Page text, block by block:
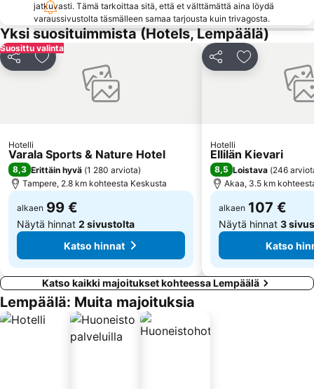
Tampereen tuomiokirkko
GEM AND JEWEL (KIVI & KORU MESSUT)
Tullikamari
Asta Rakentaja
Nordic Welding Expo
Vakoilumuseo
COMMUNICATION NETWORKS FINLAND
Tampereen ortodoksinen kirkko
jatkuvasti. Tämä tarkoittaa sitä, että et välttämättä aina löydä
varaussivustolta täsmälleen samaa tarjousta kuin trivagosta.
Yksi suosituimmista (Hotels, Lempäälä)
Suosittu valinta
Jaa Lisää suosikkeihin
Hotelli
Varala Sports & Nature Hotel
8,3 Erittäin hyvä (1 280 arviota)
Tampere, 2.8 km kohteesta Keskusta
alkaen 99 €
Näytä hinnat 2 sivustolta
Katso hinnat
Jaa Lisää
Hotelli
Ellilän Kievari
8,5 Loistava (246
Akaa, 3.5 km
alkaen 107 €
Näytä hinnat 3
Katso
Katso kaikki majoitukset kohteessa Lempäälä
Lempäälä: Muita majoituksia